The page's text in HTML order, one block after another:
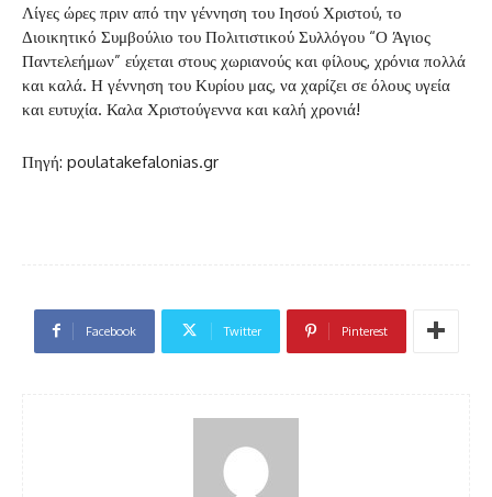
Λίγες ώρες πριν από την γέννηση του Ιησού Χριστού, το
Διοικητικό Συμβούλιο του Πολιτιστικού Συλλόγου “Ο Άγιος
Παντελεήμων” εύχεται στους χωριανούς και φίλους, χρόνια πολλά
και καλά. Η γέννηση του Κυρίου μας, να χαρίζει σε όλους υγεία
και ευτυχία. Καλα Χριστούγεννα και καλή χρονιά!
Πηγή: poulatakefalonias.gr
Facebook Twitter Pinterest